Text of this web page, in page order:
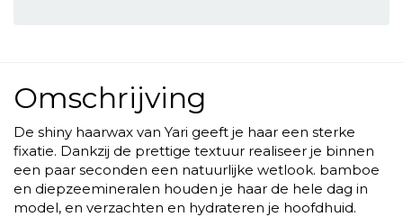
Omschrijving
De shiny haarwax van Yari geeft je haar een sterke
fixatie. Dankzij de prettige textuur realiseer je binnen
een paar seconden een natuurlijke wetlook. bamboe
en diepzeemineralen houden je haar de hele dag in
model, en verzachten en hydrateren je hoofdhuid.